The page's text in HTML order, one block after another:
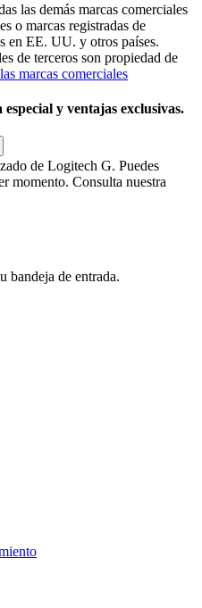
las demás marcas comerciales
o marcas registradas de
en EE. UU. y otros países.
de terceros son propiedad de
marcas comerciales
y ventajas exclusivas.
de Logitech G. Puedes
momento. Consulta nuestra
bandeja de entrada.